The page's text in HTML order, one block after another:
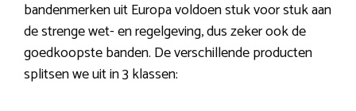
bandenmerken uit Europa voldoen stuk voor stuk aan
de strenge wet- en regelgeving, dus zeker ook de
goedkoopste banden. De verschillende producten
splitsen we uit in 3 klassen: